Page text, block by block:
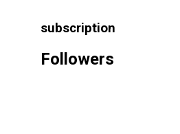
subscription
Followers